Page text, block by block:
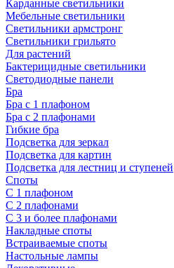
Карданные светильники
Мебельные светильники
Светильники армстронг
Светильники грильято
Для растений
Бактерицидные светильники
Светодиодные панели
Бра
Бра с 1 плафоном
Бра с 2 плафонами
Гибкие бра
Подсветка для зеркал
Подсветка для картин
Подсветка для лестниц и ступеней
Споты
С 1 плафоном
С 2 плафонами
С 3 и более плафонами
Накладные споты
Встраиваемые споты
Настольные лампы